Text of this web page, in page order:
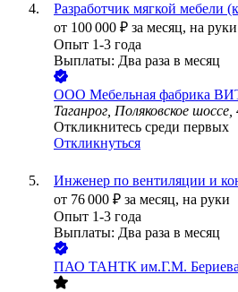
Разработчик мягкой мебели
от 100 000 ₽ за месяц, на руки
Опыт 1-3 года
Выплаты: Два раза в месяц
ООО Мебельная фабрика
Таганрог, Поляковское шоссе,
Откликнитесь среди первых
Откликнуться
Инженер по вентиляции и
от 76 000 ₽ за месяц, на руки
Опыт 1-3 года
Выплаты: Два раза в месяц
ПАО ТАНТК им.Г.М. Бериева